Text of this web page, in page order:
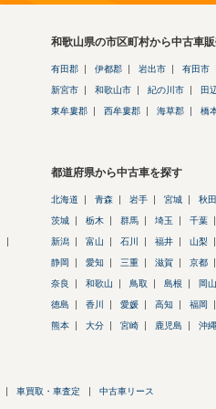
和歌山県の市区町村から中古車
有田郡 伊都郡 岩出市 有田市
新宮市 和歌山市 紀の川市 田
東牟婁郡 西牟婁郡 海草郡 橋
都道府県から中古車を探す
北海道 青森 岩手 宮城 秋田
茨城 栃木 群馬 埼玉 千葉
新潟 富山 石川 福井 山梨
静岡 愛知 三重 滋賀 京都
奈良 和歌山 鳥取 島根 岡山
徳島 香川 愛媛 高知 福岡
熊本 大分 宮崎 鹿児島 沖縄
車買取・車査定 中古車リース